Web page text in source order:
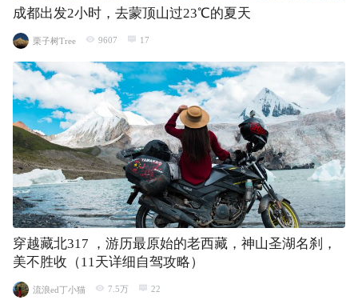
成都出发2小时，去蒙顶山过23℃的夏天
栗子树Tree 9607 17
穿越藏北317 ，游历最原始的老西藏，神山圣湖名刹，
美不胜收（11天详细自驾攻略）
流浪ed丁小猫 7.5万 22